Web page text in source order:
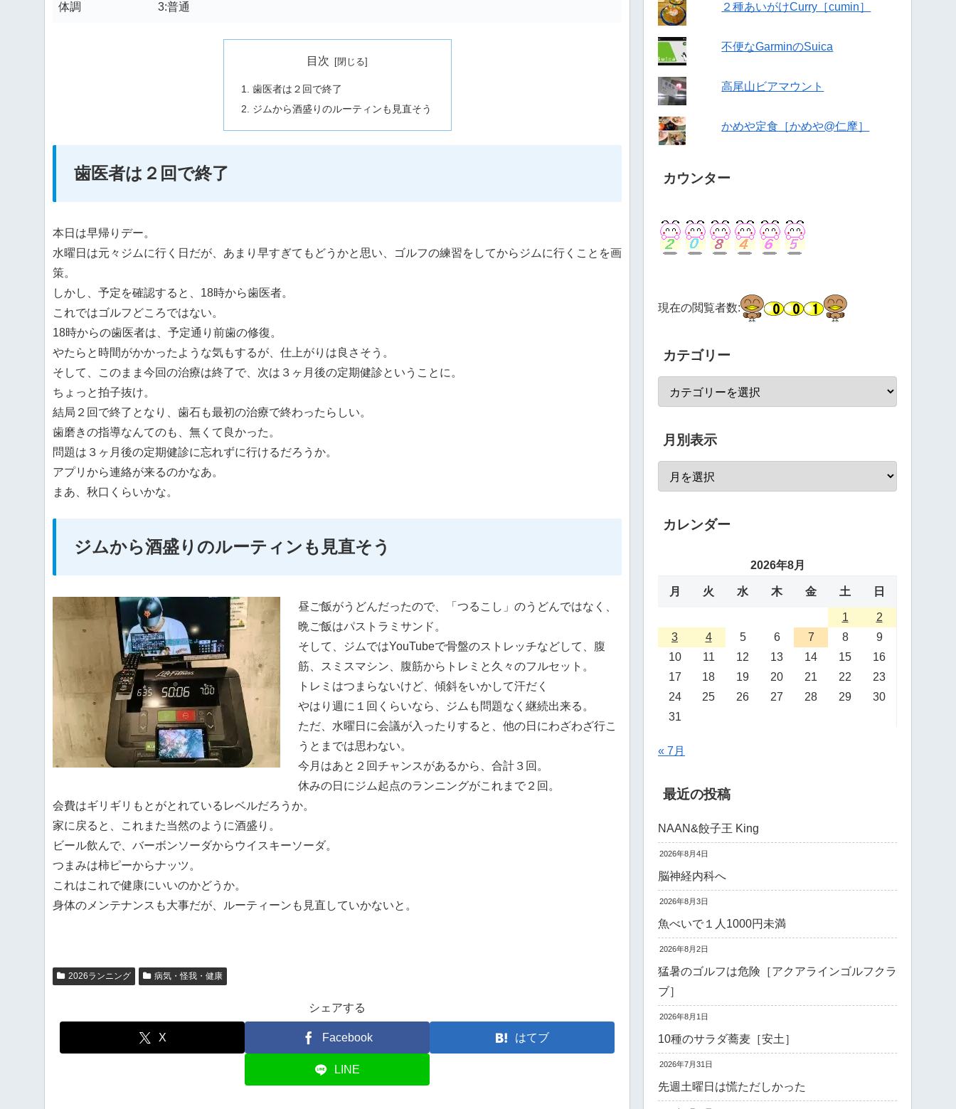
体調 3:普通
目次
歯医者は２回で終了
ジムから酒盛りのルーティンも見直そう
歯医者は２回で終了
本日は早帰りデー。
水曜日は元々ジムに行く日だが、あまり早すぎてもどうかと思い、ゴルフの練習をしてからジムに行くことを画
策。
しかし、予定を確認すると、18時から歯医者。
これではゴルフどころではない。
18時からの歯医者は、予定通り前歯の修復。
やたらと時間がかかったような気もするが、仕上がりは良さそう。
そして、このまま今回の治療は終了で、次は３ヶ月後の定期健診ということに。
ちょっと拍子抜け。
結局２回で終了となり、歯石も最初の治療で終わったらしい。
歯磨きの指導なんてのも、無くて良かった。
問題は３ヶ月後の定期健診に忘れずに行けるだろうか。
アプリから連絡が来るのかなあ。
まあ、秋口くらいかな。
ジムから酒盛りのルーティンも見直そう
昼ご飯がうどんだったので、「つるこし」のうどんではなく、
晩ご飯はパストラミサンド。
そして、ジムではYouTubeで骨盤のストレッチなどして、腹
筋、スミスマシン、腹筋からトレミと久々のフルセット。
トレミはつまらないけど、傾斜をいかして汗だく
やはり週に１回くらいなら、ジムも問題なく継続出来る。
ただ、水曜日に会議が入ったりすると、他の日にわざわざ行こ
うとまでは思わない。
今月はあと２回チャンスがあるから、合計３回。
休みの日にジム起点のランニングがこれまで２回。
会費はギリギリもとがとれているレベルだろうか。
家に戻ると、これまた当然のように酒盛り。
ビール飲んで、バーボンソーダからウイスキーソーダ。
つまみは柿ピーからナッツ。
これはこれで健康にいいのかどうか。
身体のメンテナンスも大事だが、ルーティーンも見直していかないと。
2026ランニング 病気・怪我・健康
シェアする
X Facebook はてブ
LINE
２種あいがけCurry［cumin］
不便なGarminのSuica
高尾山ビアマウント
かめや定食［かめや@仁摩］
カウンター
現在の閲覧者数:
カテゴリー
月別表示
カレンダー
2026年8月
月 火 水 木 金 土 日
1
2
3
4 5 6 7 8
9
10
11 12 13 14 15
16
17
18 19 20 21 22
23
24
25 26 27 28 29
30
31
« 7月
最近の投稿
NAAN&餃子王 King
2026年8月4日
脳神経内科へ
2026年8月3日
魚べいで１人1000円未満
2026年8月2日
猛暑のゴルフは危険［アクアラインゴルフクラ
ブ］
2026年8月1日
10種のサラダ蕎麦［安土］
2026年7月31日
先週土曜日は慌ただしかった